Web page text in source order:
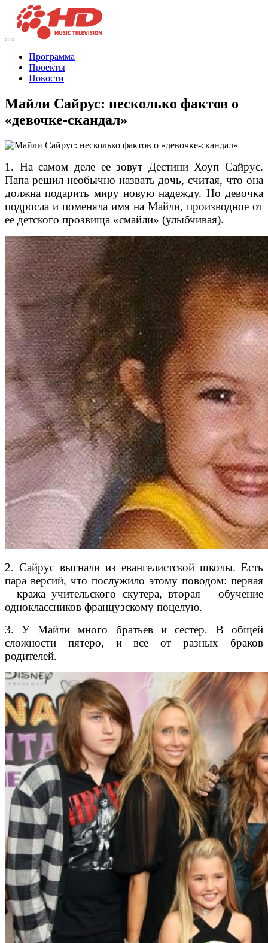
Программа
Проекты
Новости
Майли Сайрус: несколько фактов о
«девочке-скандал»
1. На самом деле ее зовут Дестини Хоуп Сайрус.
Папа решил необычно назвать дочь, считая, что она
должна подарить миру новую надежду. Но девочка
подросла и поменяла имя на Майли, производное от
ее детского прозвища «смайли» (улыбчивая).
2. Сайрус выгнали из евангелистской школы. Есть
пара версий, что послужило этому поводом: первая
– кража учительского скутера, вторая – обучение
одноклассников французскому поцелую.
3. У Майли много братьев и сестер. В общей
сложности пятеро, и все от разных браков
родителей.